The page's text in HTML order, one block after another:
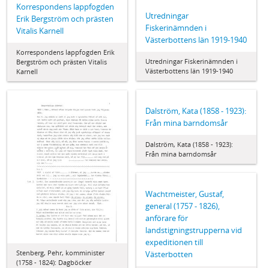
Korrespondens lappfogden
Erik Bergström och prästen
Vitalis Karnell
Korrespondens lappfogden Erik
Bergström och prästen Vitalis
Karnell
Utredningar
Fiskerinämnden i
Västerbottens län 1919-1940
Utredningar Fiskerinämnden i
Västerbottens län 1919-1940
Dalström, Kata (1858 - 1923):
Från mina barndomsår
Dalström, Kata (1858 - 1923):
Från mina barndomsår
Stenberg, Pehr, komminister
(1758 - 1824): Dagböcker
Wachtmeister, Gustaf,
general (1757 - 1826),
anförare för
landstigningstrupperna vid
expeditionen till
Västerbotten